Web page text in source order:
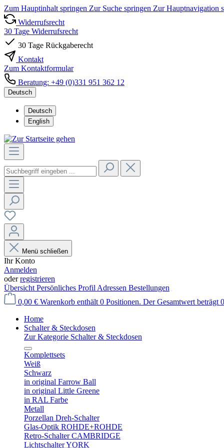
Zum Hauptinhalt springen Zur Suche springen Zur Hauptnavigation
Widerrufsrecht
30 Tage Widerrufsrecht
30 Tage Rückgaberecht
Kontakt
Zum Kontaktformular
Beratung: +49 (0)331 951 362 12
Deutsch
Deutsch
English
Menü schließen
Ihr Konto
Anmelden
oderregistrieren
Übersicht Persönliches Profil Adressen Bestellungen
0,00 € Warenkorb enthält 0 Positionen. Der Gesamtwert beträgt
Home
Schalter & Steckdosen
Zur Kategorie Schalter & Steckdosen
Komplettsets
Weiß
Schwarz
in original Farrow Ball
in original Little Greene
in RAL Farbe
Metall
Porzellan Dreh-Schalter
Glas-Optik ROHDE+ROHDE
Retro-Schalter CAMBRIDGE
Lichtschalter YORK